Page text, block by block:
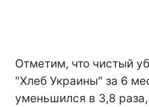
Отметим, что чистый
"Хлеб Украины" за 6
уменьшился в 3,8